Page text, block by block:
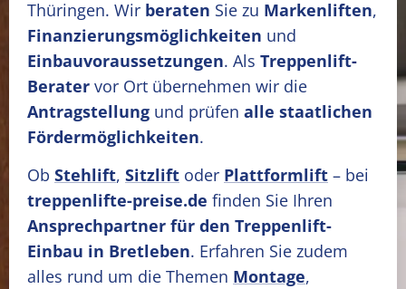
Thüringen. Wir beraten Sie zu Markenliften,
Finanzierungsmöglichkeiten und
Einbauvoraussetzungen. Als Treppenlift-
Berater vor Ort übernehmen wir die
Antragstellung und prüfen alle staatlichen
Fördermöglichkeiten.
Ob Stehlift, Sitzlift oder Plattformlift – bei
treppenlifte-preise.de finden Sie Ihren
Ansprechpartner für den Treppenlift-
Einbau in Bretleben. Erfahren Sie zudem
alles rund um die Themen Montage,